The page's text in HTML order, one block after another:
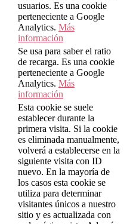
usuarios. Es una cookie
perteneciente a Google
Analytics. Más
información
Se usa para saber el ratio
de recarga. Es una cookie
perteneciente a Google
Analytics. Más
información
Esta cookie se suele
establecer durante la
primera visita. Si la cookie
es eliminada manualmente,
volverá a establecerse en la
siguiente visita con ID
nuevo. En la mayoría de
los casos esta cookie se
utiliza para determinar
visitantes únicos a nuestro
sitio y es actualizada con